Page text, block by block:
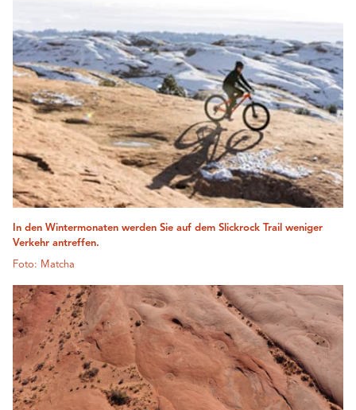
In den Wintermonaten werden Sie auf dem Slickrock Trail weniger
Verkehr antreffen.
Foto: Matcha